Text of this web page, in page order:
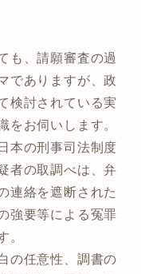
も、請願審査の過
でありますが、政
検討されている実
をお伺いします。
本の刑事司法制度
者の取調べは、弁
連絡を遮断された
強要等による冤罪
。
の任意性、調書の